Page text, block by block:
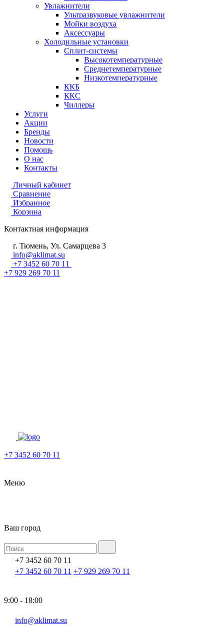
Увлажнители
Ультразвуковые увлажнители
Мойки воздуха
Аксессуары
Холодильные установки
Сплит-системы
Высокотемпературные
Среднетемпературные
Низкотемпературные
ККБ
ККС
Чиллеры
Услуги
Акции
Бренды
Новости
Помощь
О нас
Контакты
Личный кабинет
Сравнение
Избранное
Корзина
Контактная информация
г. Тюмень, Ул. Самарцева 3
info@aklimat.su
+7 3452 60 70 11
+7 929 269 70 11
+7 3452 60 70 11
Меню
Ваш город
+7 3452 60 70 11
+7 3452 60 70 11 +7 929 269 70 11
9:00 - 18:00
info@aklimat.su